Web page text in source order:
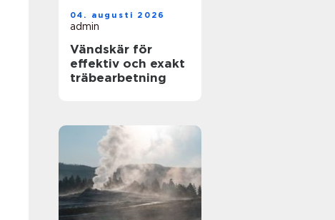
04. augusti 2026
admin
Vändskär för
effektiv och exakt
träbearbetning